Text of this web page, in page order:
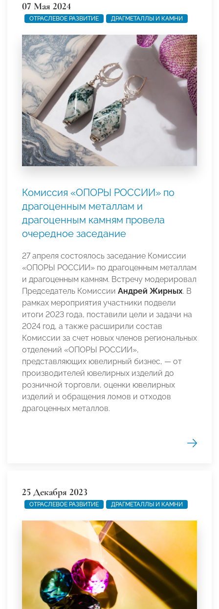
07 Мая 2024
ОТРАСЛЕВОЕ РАЗВИТИЕ ДРАГМЕТАЛЛЫ И КАМНИ
Комиссия «ОПОРЫ РОССИИ» по
драгоценным металлам и
драгоценным камням провела
очередное заседание
27 апреля состоялось заседание Комиссии
«ОПОРЫ РОССИИ» по драгоценным металлам
и драгоценным камням. Встречу модерировал
Председатель Комиссии Андрей Жирных. В
рамках мероприятия участники подвели
итоги 2023 года, поставили цели и задачи на
2024 год, а также расширили состав
Комиссии за счет новых членов региональных
отделений «ОПОРЫ РОССИИ»,
представляющих ювелирный бизнес, — от
производителей ювелирных изделий до
розничной торговли, оценки ювелирных
изделий и обращения ломов и отходов
драгоценных металлов.
25 Декабря 2023
ОТРАСЛЕВОЕ РАЗВИТИЕ ДРАГМЕТАЛЛЫ И КАМНИ